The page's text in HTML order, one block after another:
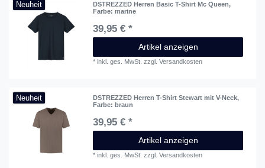
Neuheit DSTREZZED Herren Basic T-Shirt Mc Queen,
Farbe: marine
39,95 € *
Artikel anzeigen
*inkl. ges. MwSt. zzgl.Versandkosten
Neuheit DSTREZZED Herren T-Shirt Stewart mit V-Neck,
Farbe: braun
39,95 € *
Artikel anzeigen
*inkl. ges. MwSt. zzgl.Versandkosten